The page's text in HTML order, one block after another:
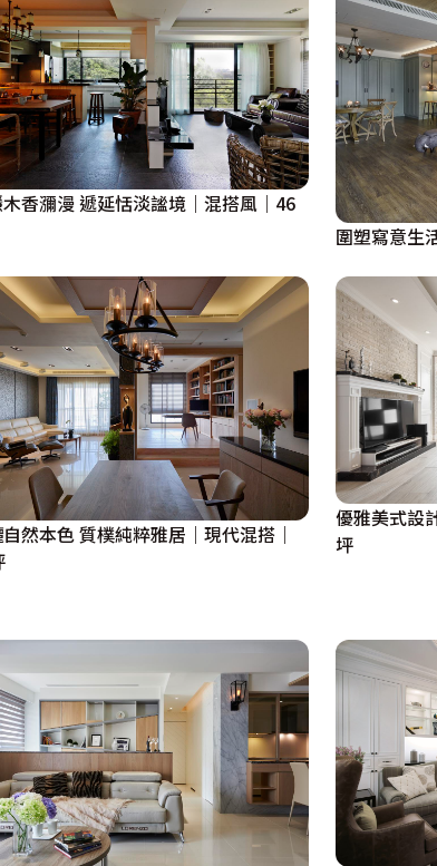
，莫過於空間中輔以穿透立面使視線延伸，美感加
若一件璀璨傳世的藝術品。
香瀰漫 遞延恬淡謐境｜混搭風｜46
圍塑寫意生
然本色 質樸純粹雅居｜現代混搭｜
優雅美式設
坪